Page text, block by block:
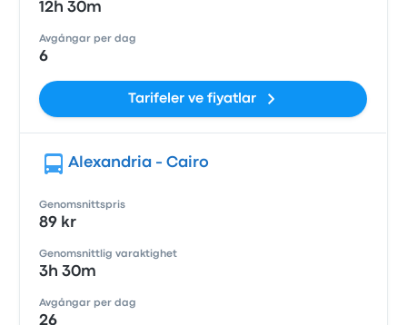
12h 30m
Avgångar per dag
6
Tarifeler ve fiyatlar
Alexandria - Cairo
Genomsnittspris
89 kr
Genomsnittlig varaktighet
3h 30m
Avgångar per dag
26